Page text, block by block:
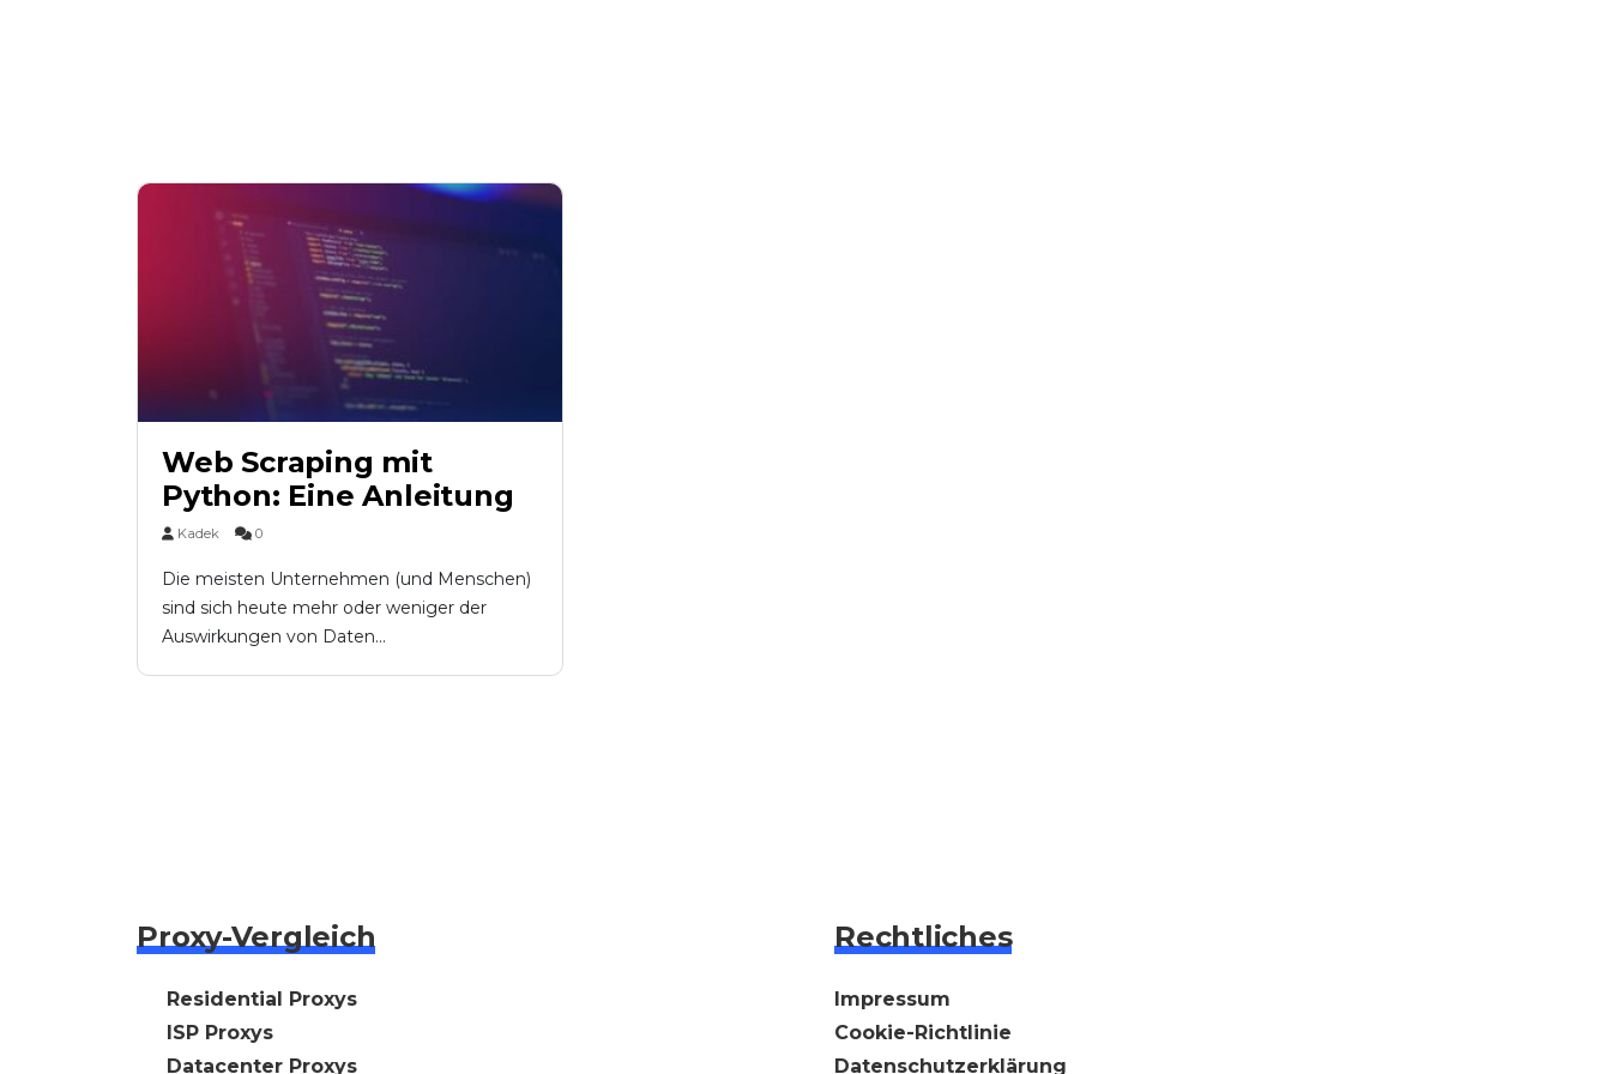
Web Scraping mit
Python: Eine Anleitung
Kadek 0
Die meisten Unternehmen (und Menschen)
sind sich heute mehr oder weniger der
Auswirkungen von Daten...
Proxy-Vergleich
🇩🇪 Residential Proxys
🇩🇪 ISP Proxys
🇩🇪 Datacenter Proxys
Rechtliches
Impressum
Cookie-Richtlinie
Datenschutzerklärung